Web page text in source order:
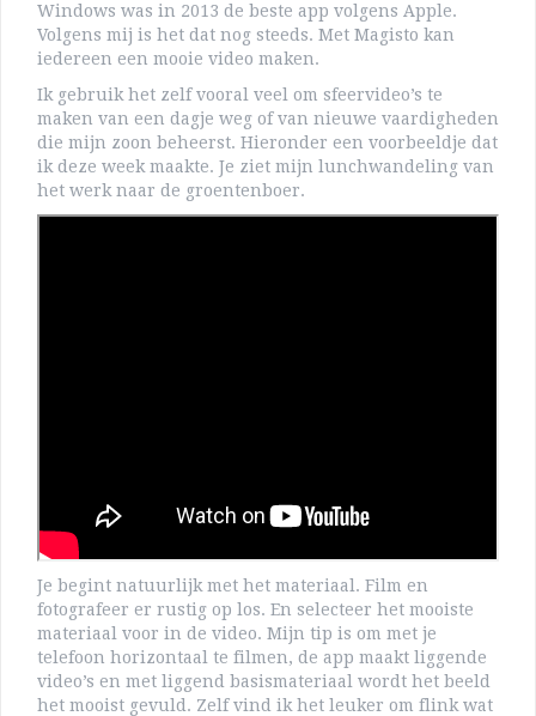
Windows was in 2013 de beste app volgens Apple.
Volgens mij is het dat nog steeds. Met Magisto kan
iedereen een mooie video maken.
Ik gebruik het zelf vooral veel om sfeervideo’s te
maken van een dagje weg of van nieuwe vaardigheden
die mijn zoon beheerst. Hieronder een voorbeeldje dat
ik deze week maakte. Je ziet mijn lunchwandeling van
het werk naar de groentenboer.
Je begint natuurlijk met het materiaal. Film en
fotografeer er rustig op los. En selecteer het mooiste
materiaal voor in de video. Mijn tip is om met je
telefoon horizontaal te filmen, de app maakt liggende
video’s en met liggend basismateriaal wordt het beeld
het mooist gevuld. Zelf vind ik het leuker om flink wat